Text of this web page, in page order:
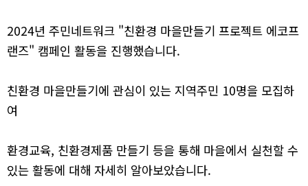
2024년 주민네트워크 "친환경 마을만들기 프로젝트 에코프
랜즈" 캠페인 활동을 진행했습니다.
친환경 마을만들기에 관심이 있는 지역주민 10명을 모집하
여
환경교육, 친환경제품 만들기 등을 통해 마을에서 실천할 수
있는 활동에 대해 자세히 알아보았습니다.